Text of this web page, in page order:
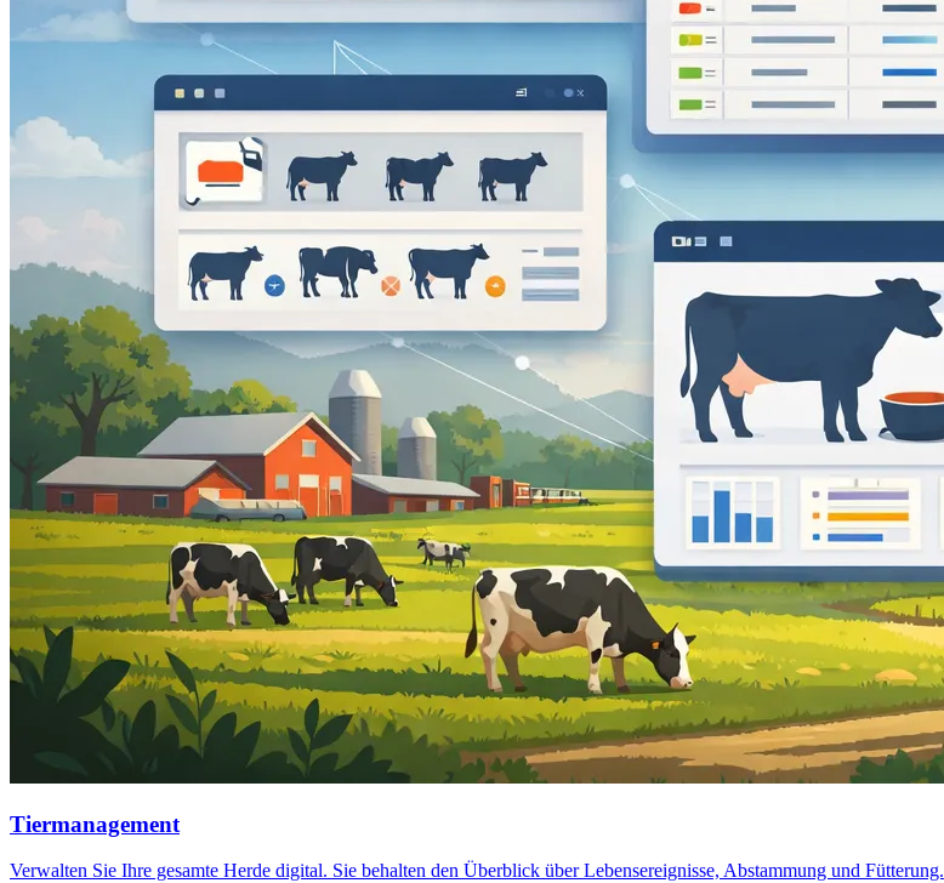
Tiermanagement
Verwalten Sie Ihre gesamte Herde digital. Sie behalten den Überblick über Lebensereignisse, Abstammung und Fütterung.